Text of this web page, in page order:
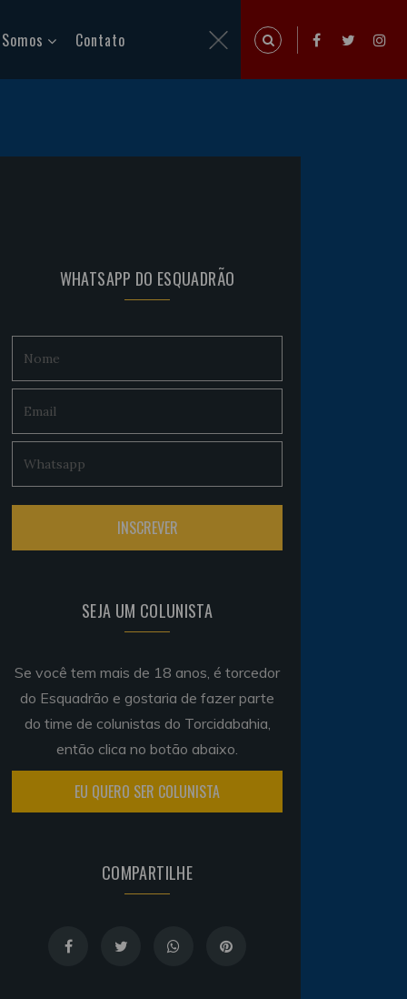
Contato
WHATSAPP DO ESQUADRÃO
SEJA UM COLUNISTA
Se você tem mais de 18 anos, é torcedor
do Esquadrão e gostaria de fazer parte
do time de colunistas do Torcidabahia,
então clica no botão abaixo.
EU QUERO SER COLUNISTA
COMPARTILHE